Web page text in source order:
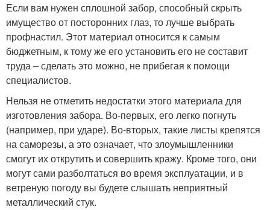
Если вам нужен сплошной забор, способный скрыть
имущество от посторонних глаз, то лучше выбрать
профнастил. Этот материал относится к самым
бюджетным, к тому же его установить его не составит
труда – сделать это можно, не прибегая к помощи
специалистов.
Нельзя не отметить недостатки этого материала для
изготовления забора. Во-первых, его легко погнуть
(например, при ударе). Во-вторых, такие листы крепятся
на саморезы, а это означает, что злоумышленники
смогут их открутить и совершить кражу. Кроме того, они
могут сами разболтаться во время эксплуатации, и в
ветреную погоду вы будете слышать неприятный
металлический стук.